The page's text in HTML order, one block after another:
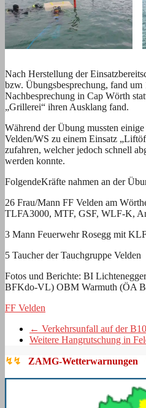
Nach Herstellung der
bzw. Übungsbesprechung, fand
Nachbesprechung in Cap Wörth
„Grillerei“ ihren Ausklang fand.
Während der Übung mussten
Velden/WS zu einem Einsatz
zufahren, welcher jedoch schnell
werden konnte.
FolgendeKräfte nahmen an der
26 Frau/Mann FF Velden am
TLFA3000, MTF, GSF, WLF-K,
3 Mann Feuerwehr Rosegg mit
5 Taucher der Tauchgruppe Velden
Fotos und Berichte: BI
BFKdo-VL) OBM Warmuth (ÖA
FF Velden
← Verkehrsunfall auf der
Weitere Hangrutschung in
↯↯ ZAMG-Wetterwarnungen